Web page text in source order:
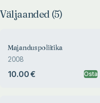
Väljaanded (5)
Majanduspoliitika
2008
10.00 € Osta